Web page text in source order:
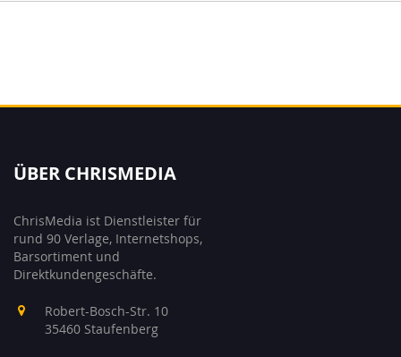
ÜBER CHRISMEDIA
ChrisMedia ist Dienstleister für
rund 90 Verlage, Internetshops,
Barsortiment und
Direktkundengeschäfte.
Robert-Bosch-Str. 10
35460 Staufenberg